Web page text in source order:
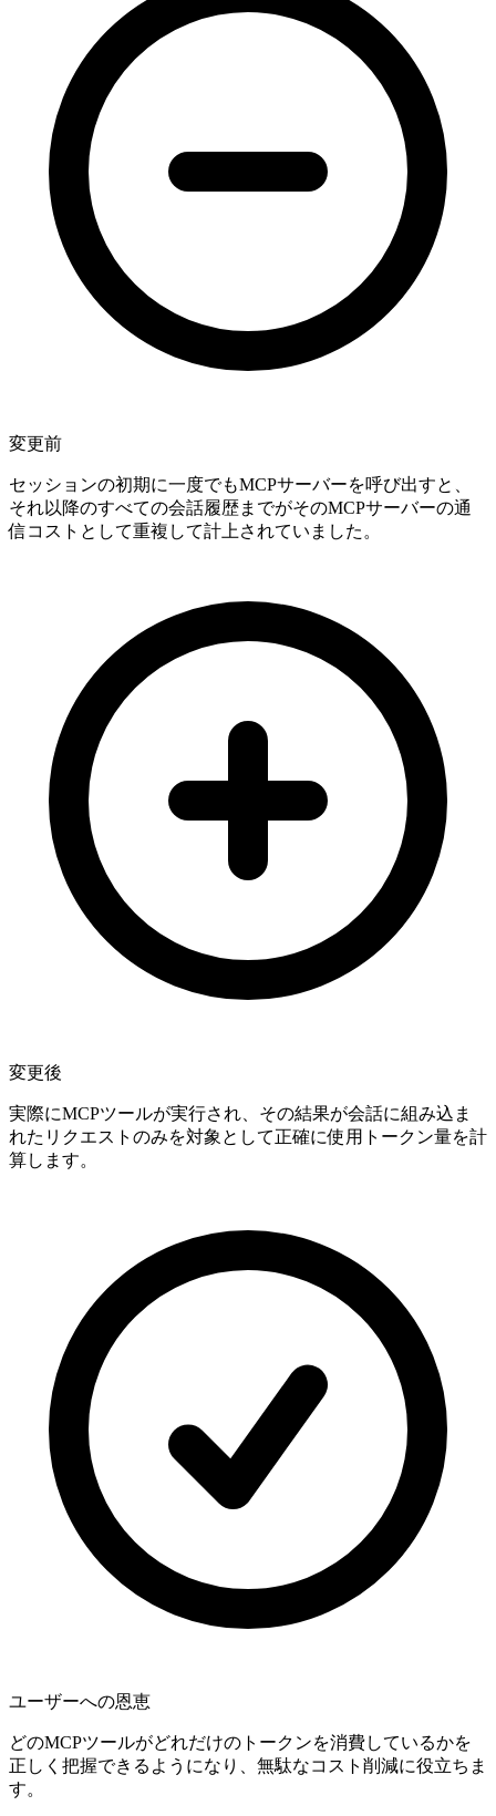
変更前
セッションの初期に一度でもMCPサーバーを呼び出すと、
それ以降のすべての会話履歴までがそのMCPサーバーの通
信コストとして重複して計上されていました。
変更後
実際にMCPツールが実行され、その結果が会話に組み込ま
れたリクエストのみを対象として正確に使用トークン量を計
算します。
ユーザーへの恩恵
どのMCPツールがどれだけのトークンを消費しているかを
正しく把握できるようになり、無駄なコスト削減に役立ちま
す。